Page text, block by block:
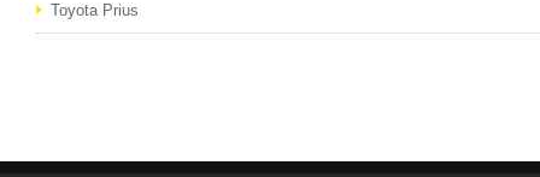
Toyota Prius